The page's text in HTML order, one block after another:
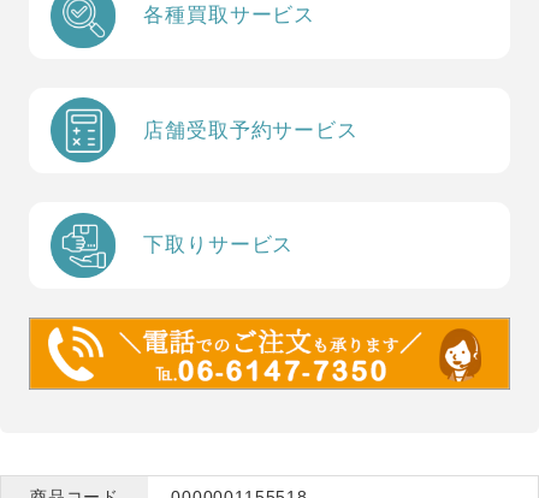
各種買取サービス
店舗受取予約サービス
下取りサービス